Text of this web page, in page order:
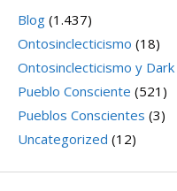
Blog (1.437)
Ontosinclecticismo (18)
Ontosinclecticismo y Dark
Pueblo Consciente (521)
Pueblos Conscientes (3)
Uncategorized (12)